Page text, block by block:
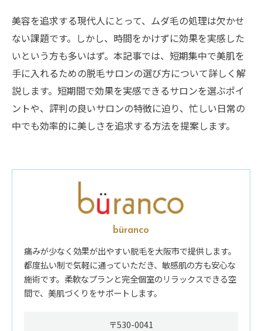
美容を追求する現代人にとって、ムダ毛の処理は欠かせ
ない課題です。しかし、時間をかけずに効果を実感した
いという方も多いはず。本記事では、短期集中で美肌を
手に入れるための脱毛サロンの選び方について詳しく解
説します。短期間で効果を実感できるサロンを選ぶポイ
ントや、評判の良いサロンの特徴に迫り、忙しい日常の
中でも効率的に美しさを追求する方法を提案します。
büranco
痛みが少なく効果が出やすい脱毛を大阪市で提供します。
都度払い制で気軽に通っていただき、敏感肌の方も安心な
施術です。柔軟なプランと完全個室のリラックスできる空
間で、美肌づくりをサポートします。
〒530-0041